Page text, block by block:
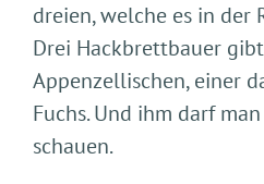
dreien, welche es in der
Drei Hackbrettbauer
Appenzellischen, einer
Fuchs. Und ihm darf
schauen.